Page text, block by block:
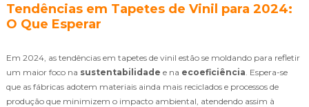
Tendências em Tapetes de Vinil para 2024:
O Que Esperar
Em 2024, as tendências em tapetes de vinil estão se moldando para refletir
um maior foco na sustentabilidade e na ecoeficiência . Espera-se
que as fábricas adotem materiais ainda mais reciclados e processos de
produção que minimizem o impacto ambiental, atendendo assim à